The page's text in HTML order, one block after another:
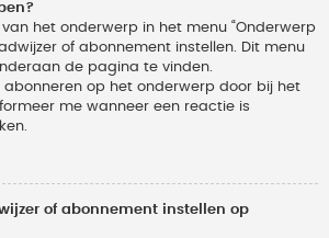
het onderwerp in het menu “Onderwerp
of abonnement instellen. Dit menu
de pagina te vinden.
abonneren op het onderwerp door bij het
me wanneer een reactie is
of abonnement instellen op